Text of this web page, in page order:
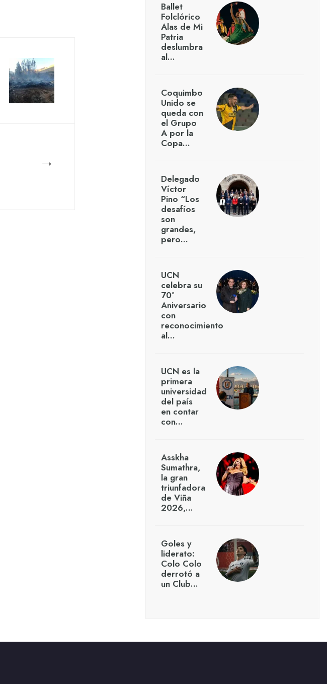
→
Ballet
Folclórico
Alas de Mi
Patria
deslumbra
al…
Coquimbo
Unido se
queda con
el Grupo
A por la
Copa…
Delegado
Víctor
Pino “Los
desafíos
son
grandes,
pero…
UCN
celebra su
70°
Aniversario
con
reconocimiento
al…
UCN es la
primera
universidad
del país
en contar
con…
Asskha
Sumathra,
la gran
triunfadora
de Viña
2026,…
Goles y
liderato:
Colo Colo
derrotó a
un Club…